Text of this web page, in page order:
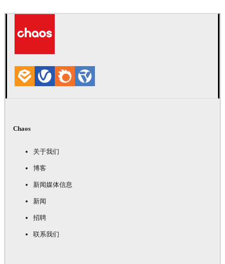
Chaos
关于我们
博客
新闻媒体信息
新闻
招聘
联系我们